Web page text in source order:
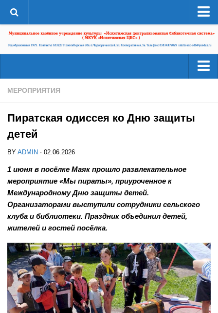
О системе
ЦБС в СМИ
ЦБС сегодня
Библиотеки района
Агролесовская сельская библиотека №16
Беловская сельская библиотека №5
Сельская библиотека п. Бердь №29
Бурмистровская сельская библиотека №6
Быстровская сельская библиотека №7
Верх-Коенская сельская библиотека №8
Горевская сельская библиотека №9
Гусельниковская сельская библиотека №10
Е-Л
Читателям
Ресурсы
Деятельность
Конкурсы
Независимая оценка качества
Нормативно — правовые акты
Результаты независимой оценки качества
Предложения об улучшении качества деятельности
Оnline опрос
Видео
Контакты
МЕРОПРИЯТИЯ
Пиратская одиссея ко Дню защиты
детей
BY ADMIN · 02.06.2026
1 июня в посёлке Маяк прошло развлекательное
мероприятие «Мы пираты», приуроченное к
Международному Дню защиты детей.
Организаторами выступили сотрудники сельского
клуба и библиотеки. Праздник объединил детей,
жителей и гостей посёлка.